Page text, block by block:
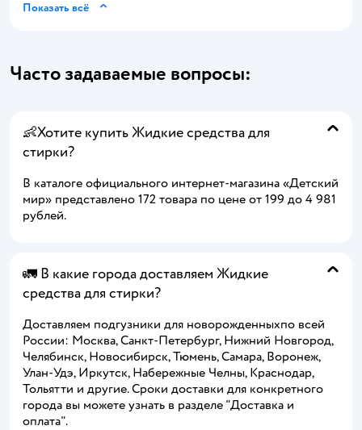
Показать всё
Часто задаваемые вопросы:
👶Хотите купить Жидкие средства для
стирки?
В каталоге официального интернет-магазина «Детский
мир» представлено 172 товара по цене от 199 до 4 981
рублей.
🚛 В какие города доставляем Жидкие
средства для стирки?
Доставляем подгузники для новорожденныхпо всей
России: Москва, Санкт-Петербург, Нижний Новгород,
Челябинск, Новосибирск, Тюмень, Самара, Воронеж,
Улан-Удэ, Иркутск, Набережные Челны, Краснодар,
Тольятти и другие. Сроки доставки для конкретного
города вы можете узнать в разделе "Доставка и
оплата".